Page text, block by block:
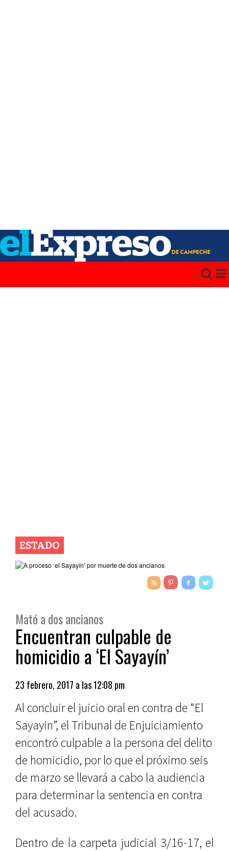
ESTADO
Mató a dos ancianos
Encuentran culpable de
homicidio a ‘El Sayayín’
23 febrero, 2017 a las 12:08 pm
Al concluir el juicio oral en contra de “El
Sayayin”, el Tribunal de Enjuiciamiento
encontró culpable a la persona del delito
de homicidio, por lo que el próximo seis
de marzo se llevará a cabo la audiencia
para determinar la sentencia en contra
del acusado.
Dentro de la carpeta judicial 3/16-17, el